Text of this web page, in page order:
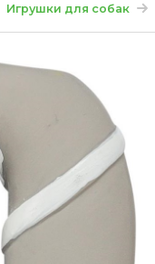
Игрушки для собак